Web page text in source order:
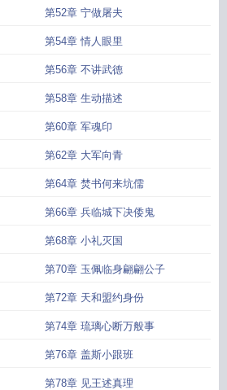
第52章 宁做屠夫
第54章 情人眼里
第56章 不讲武德
第58章 生动描述
第60章 军魂印
第62章 大军向青
第64章 焚书何来坑儒
第66章 兵临城下决倭鬼
第68章 小礼灭国
第70章 玉佩临身翩翩公子
第72章 天和盟约身份
第74章 琉璃心断万般事
第76章 盖斯小跟班
第78章 见王述真理